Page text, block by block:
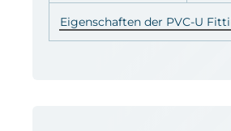
Eigenschaften der PVC-U